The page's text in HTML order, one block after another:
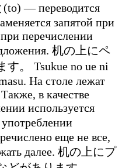
— переводится
запятой при
перечислении
机の上にペ
。 Tsukue no ue ni
На столе лежат
Также, в качестве
используется
еще не все,
далее. 机の上にプ